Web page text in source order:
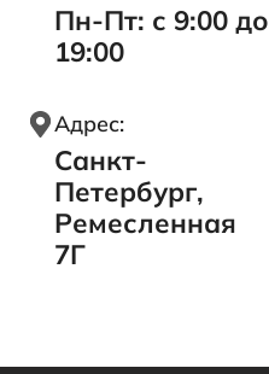
Пн-Пт: с 9:00 до
19:00
Адрес:
Санкт-
Петербург,
Ремесленная
7Г